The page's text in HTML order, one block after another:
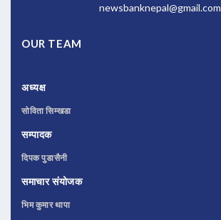
newsbanknepal@gmail.com
OUR TEAM
अध्यक्ष
सोविता सिम्खडा
सम्पादक
दिपक पुडासैनी
समाचार संयोजक
भिम कुमार थापा